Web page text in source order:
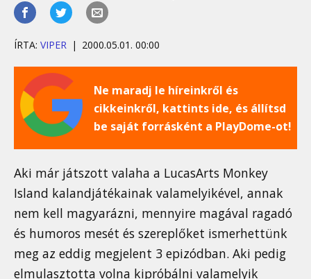
ÍRTA: VIPER 2000.05.01. 00:00
Ne maradj le híreinkről és
cikkeinkről, kattints ide, és állítsd
be saját forrásként a PlayDome-ot!
Aki már játszott valaha a LucasArts Monkey
Island kalandjátékainak valamelyikével, annak
nem kell magyarázni, mennyire magával ragadó
és humoros mesét és szereplőket ismerhettünk
meg az eddig megjelent 3 epizódban. Aki pedig
elmulasztotta volna kipróbálni valamelyik